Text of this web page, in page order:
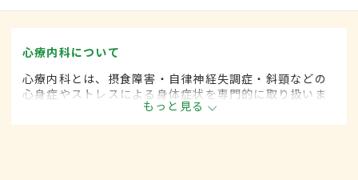
心療内科について
心療内科とは、摂食障害・自律神経失調症・斜頸などの
心身症やストレスによる身体症状を専門的に取り扱いま
もっと見る